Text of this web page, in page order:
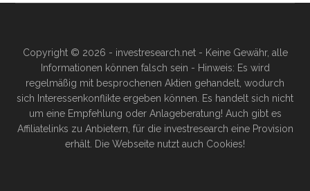
Copyright © 2026 - investresearch.net - Keine Gewähr, alle
Informationen können falsch sein - Hinweis: Es wird
regelmäßig mit besprochenen Aktien gehandelt, wodurch
sich Interessenkonflikte ergeben können. Es handelt sich nicht
um eine Empfehlung oder Anlageberatung! Auch gibt es
Affiliatelinks zu Anbietern, für die investresearch eine Provision
erhält. Die Webseite nutzt auch Cookies!